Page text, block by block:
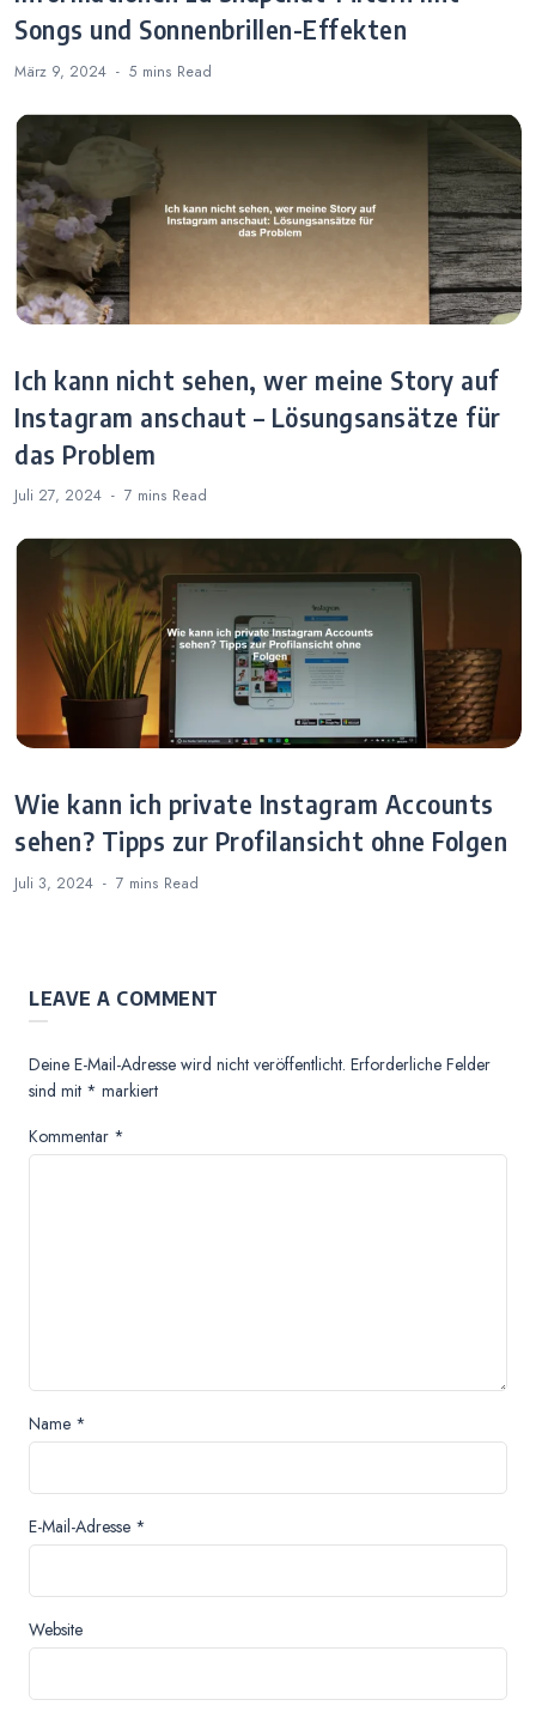
Songs und Sonnenbrillen-Effekten
März 9, 2024 5 mins Read
Ich kann nicht sehen, wer meine Story auf
Instagram anschaut – Lösungsansätze für
das Problem
Juli 27, 2024 7 mins Read
Wie kann ich private Instagram Accounts
sehen? Tipps zur Profilansicht ohne Folgen
Juli 3, 2024 7 mins Read
LEAVE A COMMENT
Deine E-Mail-Adresse wird nicht veröffentlicht. Erforderliche Felder
sind mit * markiert
Kommentar *
Name *
E-Mail-Adresse *
Website